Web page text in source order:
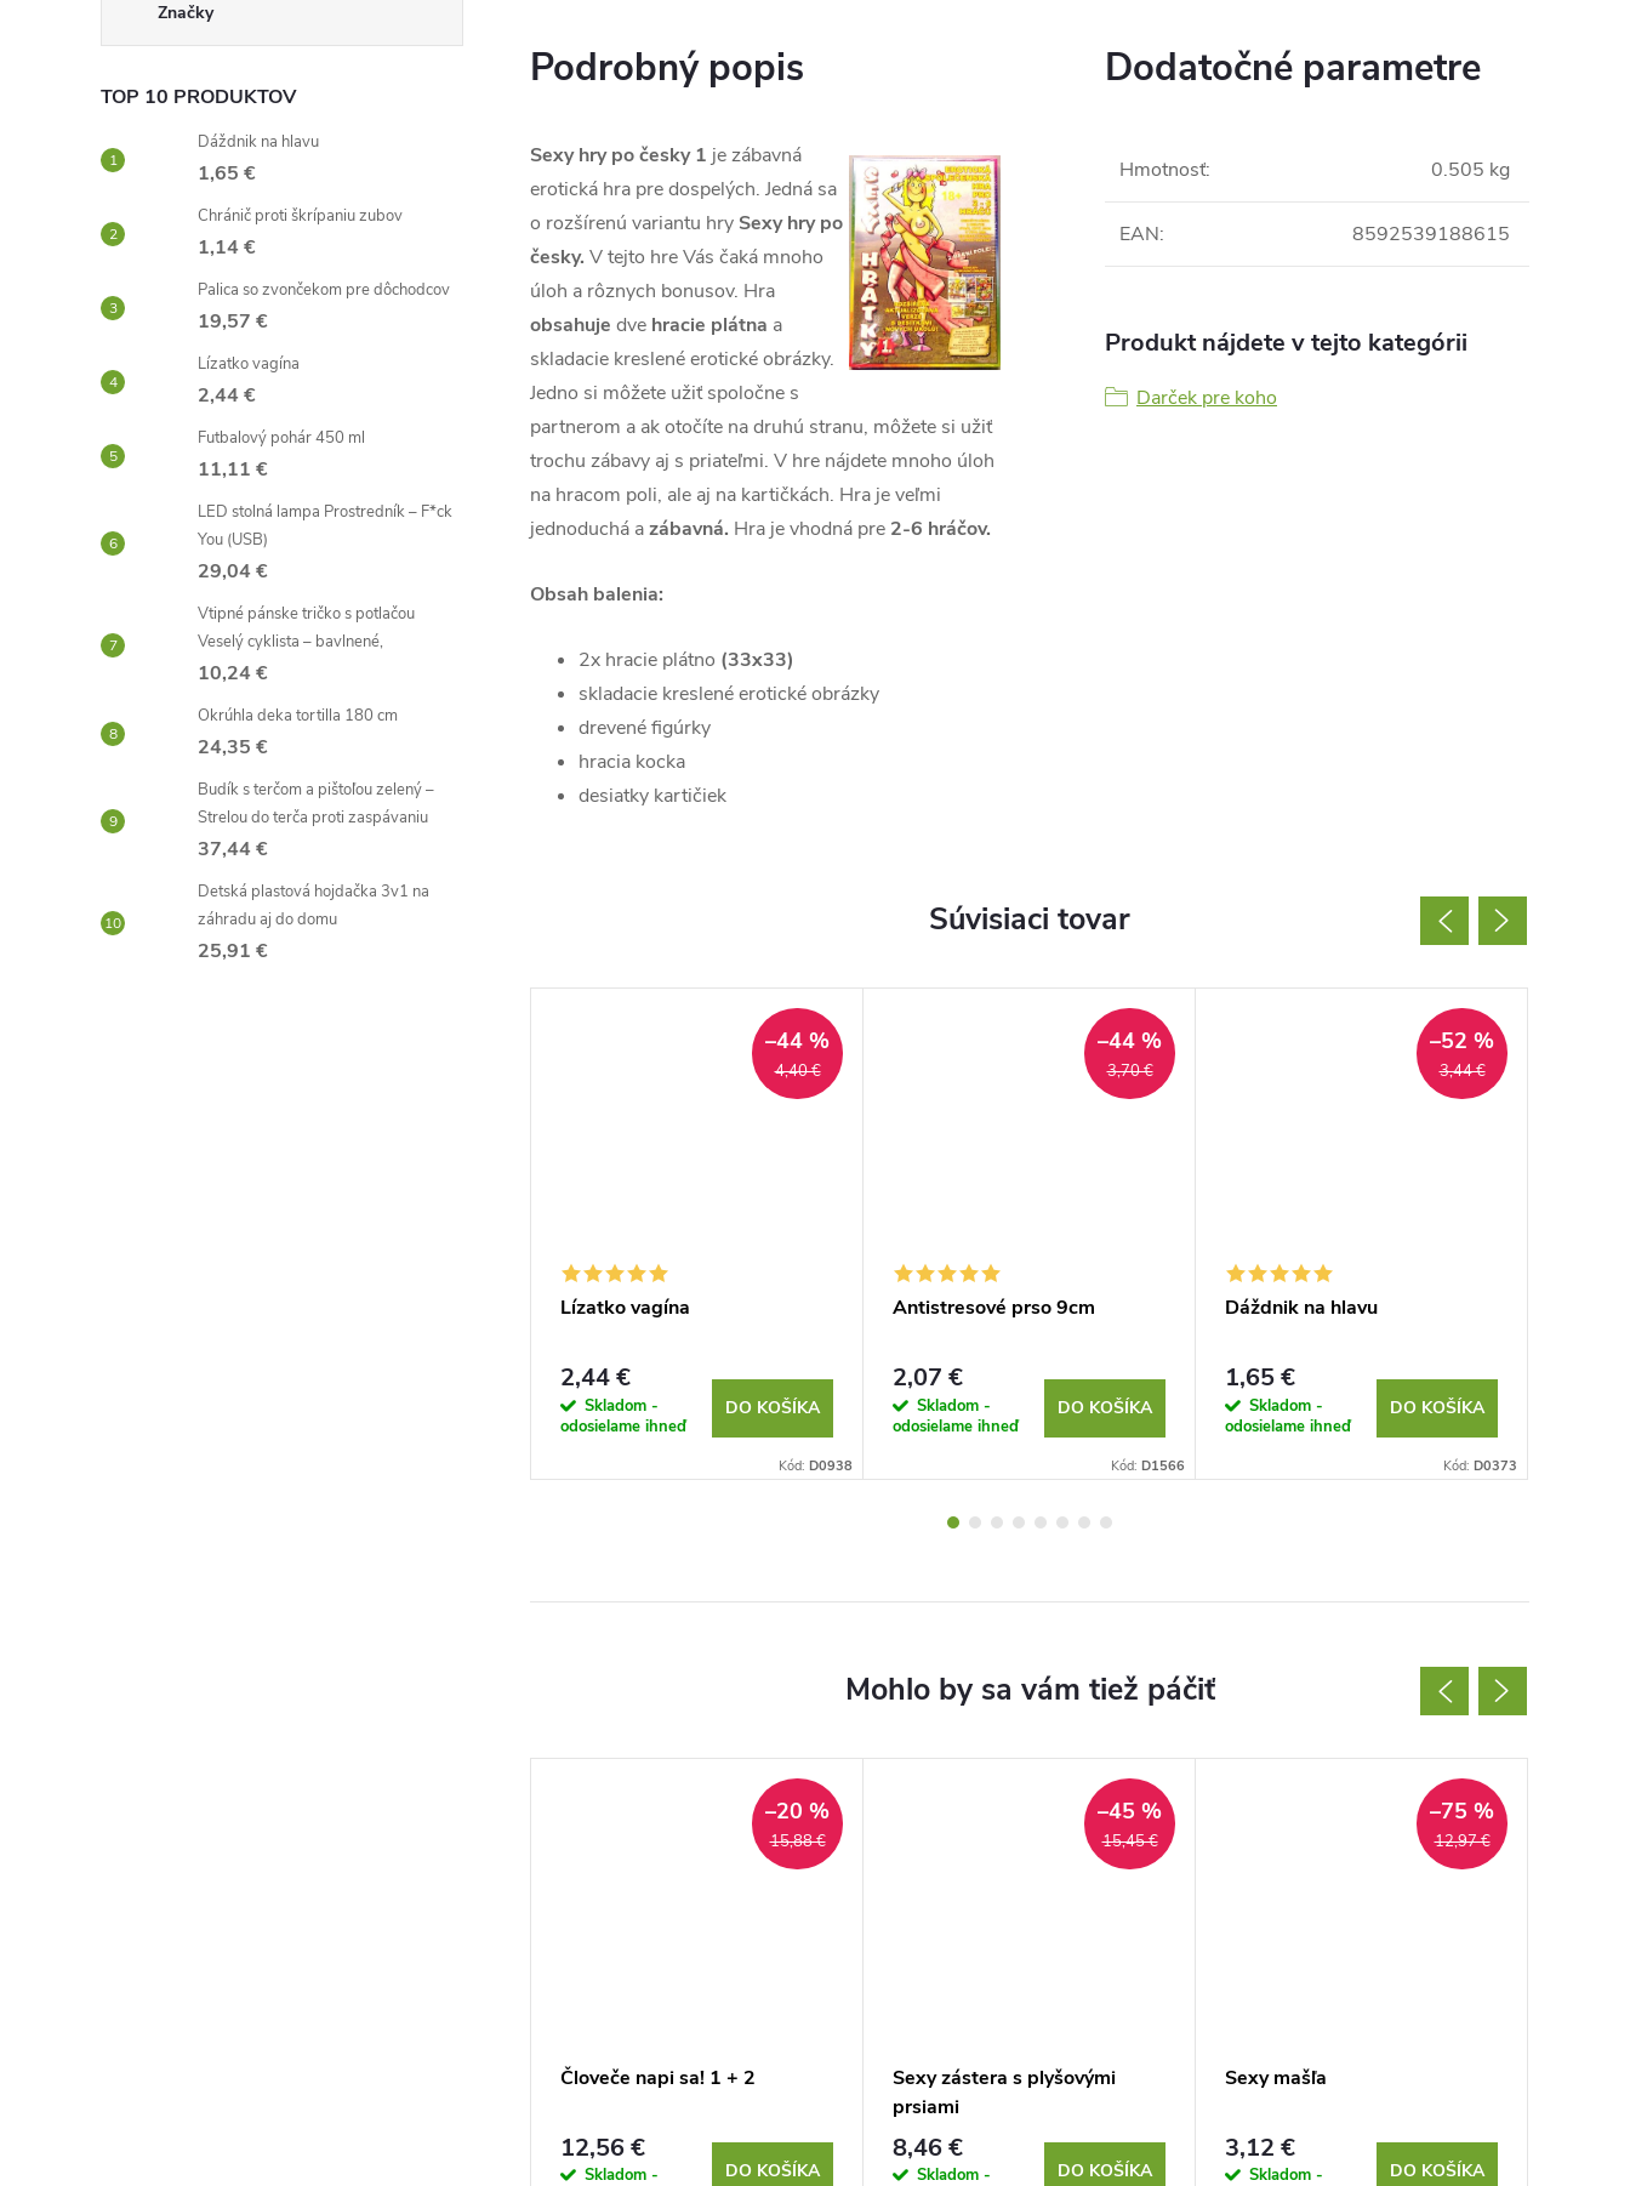
Značky
TOP 10 PRODUKTOV
Dáždnik na hlavu
1,65 €
Chránič proti škrípaniu zubov
1,14 €
Palica so zvončekom pre dôchodcov
19,57 €
Lízatko vagína
2,44 €
Futbalový pohár 450 ml
11,11 €
LED stolná lampa Prostredník – F*ck
You (USB)
29,04 €
Vtipné pánske tričko s potlačou
Veselý cyklista – bavlnené,
10,24 €
Okrúhla deka tortilla 180 cm
24,35 €
Budík s terčom a pištoľou zelený –
Strelou do terča proti zaspávaniu
37,44 €
Detská plastová hojdačka 3v1 na
záhradu aj do domu
25,91 €
Podrobný popis
Sexy hry po česky 1 je zábavná
erotická hra pre dospelých. Jedná sa
o rozšírenú variantu hry Sexy hry po
česky. V tejto hre Vás čaká mnoho
úloh a rôznych bonusov. Hra
obsahuje dve hracie plátna a
skladacie kreslené erotické obrázky.
Jedno si môžete užiť spoločne s
partnerom a ak otočíte na druhú stranu, môžete si užiť
trochu zábavy aj s priateľmi. V hre nájdete mnoho úloh
na hracom poli, ale aj na kartičkách. Hra je veľmi
jednoduchá azábavná. Hra je vhodná pre 2-6 hráčov.
Obsah balenia:
2x hracie plátno (33x33)
skladacie kreslené erotické obrázky
drevené figúrky
hracia kocka
desiatky kartičiek
Dodatočné parametre
Hmotnosť: 0.505 kg
EAN: 8592539188615
Produkt nájdete v tejto kategórii
Darček pre koho
Súvisiaci tovar
4,40 €
–44 %
Lízatko vagína
2,44 €
Skladom -
odosielame ihneď
DO KOŠÍKA
Kód: D0938
3,70 €
–44 %
Antistresové prso 9cm
2,07 €
Skladom -
odosielame ihneď
DO KOŠÍKA
Kód: D1566
3,44 €
–52 %
Dáždnik na hlavu
1,65 €
Skladom -
odosielame ihneď
DO KOŠÍKA
Kód: D0373
15,88 €
–20 %
Človeče napi sa! 1 + 2
12,56 €
Skladom -
DO KOŠÍKA
15,45 €
–45 %
Sexy zástera s plyšovými
prsiami
8,46 €
Skladom -
DO KOŠÍKA
12,97 €
–75 %
Sexy mašľa
3,12 €
Skladom -
DO KOŠÍKA